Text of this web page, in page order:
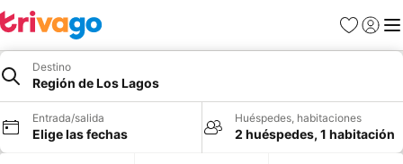
Favoritos
Iniciar
Destino
Región de Los Lagos
Entrada/salida
Elige las fechas
Huéspedes, habitaciones
2 huéspedes, 1 habitación